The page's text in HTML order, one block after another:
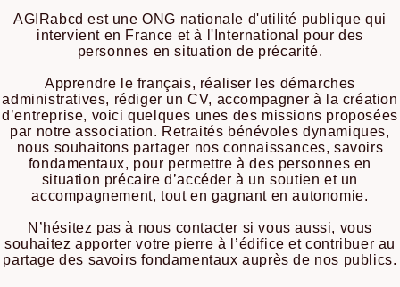
AGIRabcd est une ONG nationale d'utilité publique qui
intervient en France et à l'International pour des
personnes en situation de précarité.
Apprendre le français, réaliser les démarches
administratives, rédiger un CV, accompagner à la création
d’entreprise, voici quelques unes des missions proposées
par notre association. Retraités bénévoles dynamiques,
nous souhaitons partager nos connaissances, savoirs
fondamentaux, pour permettre à des personnes en
situation précaire d’accéder à un soutien et un
accompagnement, tout en gagnant en autonomie.
N’hésitez pas à nous contacter si vous aussi, vous
souhaitez apporter votre pierre à l’édifice et contribuer au
partage des savoirs fondamentaux auprès de nos publics.